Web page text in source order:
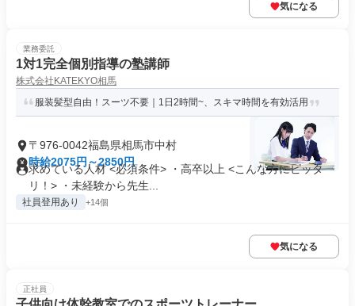
気になる
業務委託
1対1完全個別指導の塾講師
株式会社KATEKYO相馬
服装髪型自由！スーツ不要｜1日2時間~、スキマ時間を有効活用
〒976-0042福島県相馬市中村
時給2075円～2850円
求めている人材 <必須条件> ・高卒以上 <こんな方にピッタ
リ！> ・未経験から先生...
社員登用あり +14個
気になる
正社員